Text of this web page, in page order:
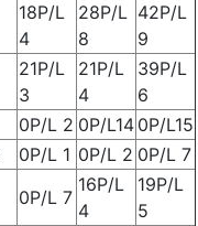
18P/L
4
28P/L
8
42P/L
9
21P/L
3
21P/L
4
39P/L
6
0P/L 2 0P/L14 0P/L15
0P/L 1 0P/L 2 0P/L 7
0P/L 7
16P/L
4
19P/L
5